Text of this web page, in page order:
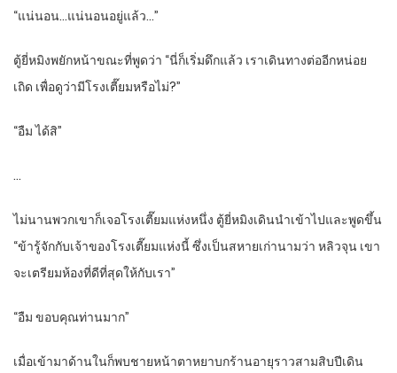
“แน่นอน…แน่นอนอยู่แล้ว…”
ตู้ยี่หมิงพยักหน้าขณะที่พูดว่า “นี่ก็เริ่มดึกแล้ว เราเดินทางต่ออีกหน่อย
เถิด เพื่อดูว่ามีโรงเตี๊ยมหรือไม่?”
“อืม ได้สิ”
…
ไม่นานพวกเขาก็เจอโรงเตี๊ยมแห่งหนึ่ง ตู้ยี่หมิงเดินนำเข้าไปและพูดขึ้น
“ข้ารู้จักกับเจ้าของโรงเตี๊ยมแห่งนี้ ซึ่งเป็นสหายเก่านามว่า หลิวจุน เขา
จะเตรียมห้องที่ดีที่สุดให้กับเรา”
“อืม ขอบคุณท่านมาก”
เมื่อเข้ามาด้านในก็พบชายหน้าตาหยาบกร้านอายุราวสามสิบปีเดิน